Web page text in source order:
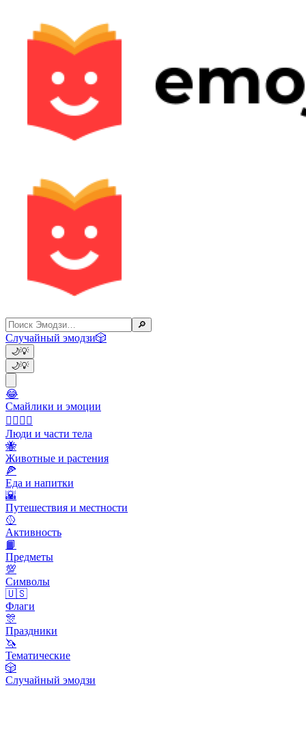
🔎
Случайный эмодзи🎲
🌙💡
🌙💡
😂
Смайлики и эмоции
👩‍❤️‍💋‍👨
Люди и части тела
🐝
Животные и растения
🍕
Еда и напитки
🌇
Путешествия и местности
🥎
Активность
📙
Предметы
💯
Символы
🇺🇸
Флаги
🎊
Праздники
🦄
Тематические
🎲
Случайный эмодзи